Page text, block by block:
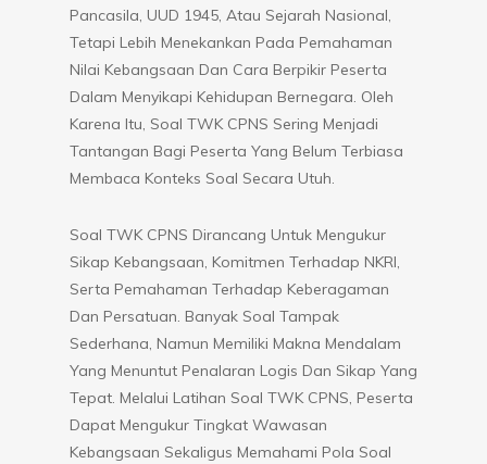
Pancasila, UUD 1945, Atau Sejarah Nasional,
Tetapi Lebih Menekankan Pada Pemahaman
Nilai Kebangsaan Dan Cara Berpikir Peserta
Dalam Menyikapi Kehidupan Bernegara. Oleh
Karena Itu, Soal TWK CPNS Sering Menjadi
Tantangan Bagi Peserta Yang Belum Terbiasa
Membaca Konteks Soal Secara Utuh.
Soal TWK CPNS Dirancang Untuk Mengukur
Sikap Kebangsaan, Komitmen Terhadap NKRI,
Serta Pemahaman Terhadap Keberagaman
Dan Persatuan. Banyak Soal Tampak
Sederhana, Namun Memiliki Makna Mendalam
Yang Menuntut Penalaran Logis Dan Sikap Yang
Tepat. Melalui Latihan Soal TWK CPNS, Peserta
Dapat Mengukur Tingkat Wawasan
Kebangsaan Sekaligus Memahami Pola Soal